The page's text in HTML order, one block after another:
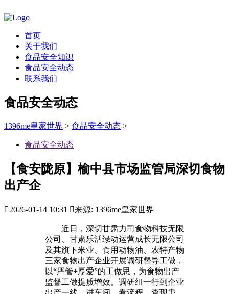
首页
关于我们
食品安全知识
食品安全动态
联系我们
食品安全动态
1396me皇家世界 > 食品安全动态 >
食品安全动态
【食安陇原】榆中县市场监管局深切食物
出产企
2026-01-14 10:31 来源: 1396me皇家世界
近日，深切甘肃力司食物科技无限
公司、甘肃乐活绿动运营成长无限公司
及其旗下米业、食用动物油、农特产物
三家食物出产企业开展调研督导工做，
以“严管+厚爱”的工做思，为食物出产
监督工做提质增效。调研组一行到企业